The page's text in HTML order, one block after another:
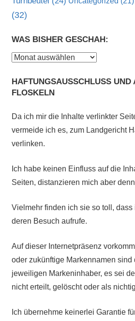
(32)
WAS BISHER GESCHAH:
Was
geschah:
HAFTUNGSAUSSCHLUSS UND
FLOSKELN
Da ich mir die Inhalte verlinkter
vermeide ich es, zum Landgericht
verlinken.
Ich habe keinen Einfluss auf die
Seiten, distanzieren mich aber
Vielmehr finden ich sie so toll,
deren Besuch aufrufe.
Auf dieser Internetpräsenz
oder zukünftige Markennamen sind
jeweiligen Markeninhaber, es sei
nicht erteilt, gelöscht oder als
Ich übernehme keinerlei Garantie